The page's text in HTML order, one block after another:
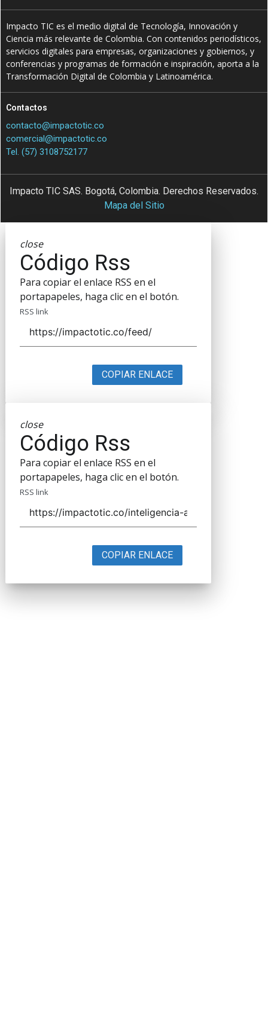
Impacto TIC es el medio digital de Tecnología, Innovación y
Ciencia más relevante de Colombia. Con contenidos periodísticos,
servicios digitales para empresas, organizaciones y gobiernos, y
conferencias y programas de formación e inspiración, aporta a la
Transformación Digital de Colombia y Latinoamérica.
Contactos
contacto@impactotic.co
comercial@impactotic.co
Tel. (57) 3108752177
Impacto TIC SAS. Bogotá, Colombia. Derechos Reservados.
Mapa del Sitio
close
Código Rss
Para copiar el enlace RSS en el
portapapeles, haga clic en el botón.
RSS link
COPIAR ENLACE
close
Código Rss
Para copiar el enlace RSS en el
portapapeles, haga clic en el botón.
RSS link
COPIAR ENLACE